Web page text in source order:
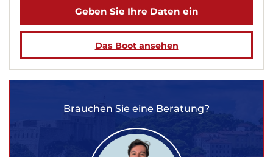
Geben Sie Ihre Daten ein
Das Boot ansehen
Brauchen Sie eine Beratung?